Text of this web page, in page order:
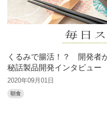
くるみで腸活！？ 開発者
秘話製品開発インタビュー
2020年09月01日
朝食